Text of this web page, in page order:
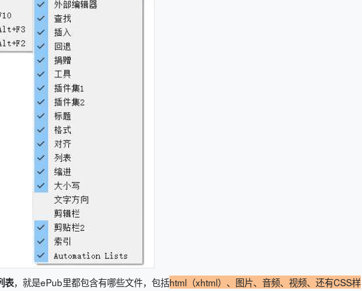
表，就是ePub里都包含有哪些文件，包括html（xhtml）、图片、音频、视频、还有CSS样